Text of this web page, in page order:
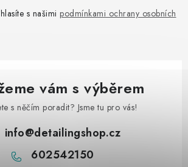
s našimi podmínkami ochrany osobních
vám s výběrem
s něčím poradit? Jsme tu pro vás!
info@detailingshop.cz
602542150